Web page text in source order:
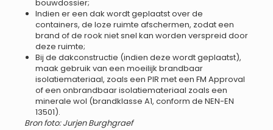
bouwdossier;
Indien er een dak wordt geplaatst over de
containers, de loze ruimte afschermen, zodat een
brand of de rook niet snel kan worden verspreid door
deze ruimte;
Bij de dakconstructie (indien deze wordt geplaatst),
maak gebruik van een moeilijk brandbaar
isolatiemateriaal, zoals een PIR met een FM Approval
of een onbrandbaar isolatiemateriaal zoals een
minerale wol (brandklasse A1, conform de NEN-EN
13501).
Bron foto: Jurjen Burghgraef